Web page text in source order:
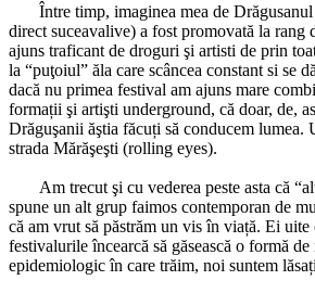
Între timp, imaginea mea de Drăgusanul
direct suceavalive) a fost promovată la rang
ajuns traficant de droguri şi artisti de prin
la “puţoiul” ăla care scâncea constant si se
dacă nu primea festival am ajuns mare
formații şi artişti underground, că doar, de,
Drăguşanii ăştia făcuți să conducem lumea.
strada Mărăşeşti (rolling eyes).
Am trecut şi cu vederea peste asta că
spune un alt grup faimos contemporan de
că am vrut să păstrăm un vis în viață. Ei uite
festivalurile încearcă să găsească o formă
epidemiologic în care trăim, noi suntem